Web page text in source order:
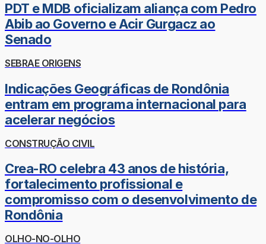
PDT e MDB oficializam aliança com Pedro
Abib ao Governo e Acir Gurgacz ao
Senado
SEBRAE ORIGENS
Indicações Geográficas de Rondônia
entram em programa internacional para
acelerar negócios
CONSTRUÇÃO CIVIL
Crea-RO celebra 43 anos de história,
fortalecimento profissional e
compromisso com o desenvolvimento de
Rondônia
OLHO-NO-OLHO